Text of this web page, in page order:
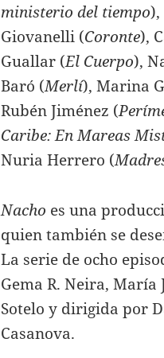
ministerio del tiempo),
Giovanelli (Coronte),
Guallar (El Cuerpo),
Baró (Merlí), Marina
Rubén Jiménez (
Caribe: En Mareas
Nuria Herrero (
Nacho es una
quien también se
La serie de ocho
Gema R. Neira, María
Sotelo y dirigida por
Casanova.